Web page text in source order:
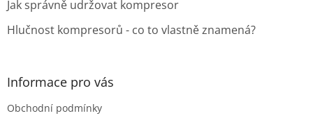
Jak správně udržovat kompresor
Hlučnost kompresorů - co to vlastně znamená?
Informace pro vás
Obchodní podmínky